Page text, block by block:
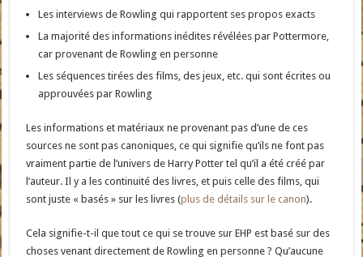
Les interviews de Rowling qui rapportent ses propos exacts
La majorité des informations inédites révélées par Pottermore,
car provenant de Rowling en personne
Les séquences tirées des films, des jeux, etc. qui sont écrites ou
approuvées par Rowling
Les informations et matériaux ne provenant pas d’une de ces
sources ne sont pas canoniques, ce qui signifie qu’ils ne font pas
vraiment partie de l’univers de Harry Potter tel qu’il a été créé par
l’auteur. Il y a les continuité des livres, et puis celle des films, qui
sont juste « basés » sur les livres (plus de détails sur le canon).
Cela signifie-t-il que tout ce qui se trouve sur EHP est basé sur des
choses venant directement de Rowling en personne ? Qu’aucune